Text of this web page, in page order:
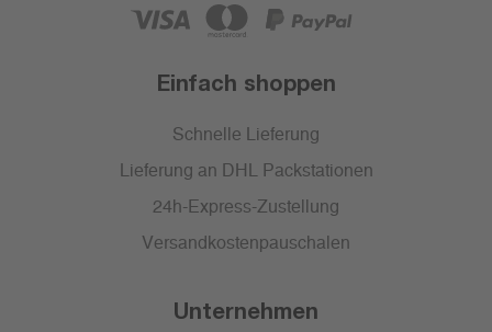
Einfach shoppen
Schnelle Lieferung
Lieferung an DHL Packstationen
24h-Express-Zustellung
Versandkostenpauschalen
Unternehmen